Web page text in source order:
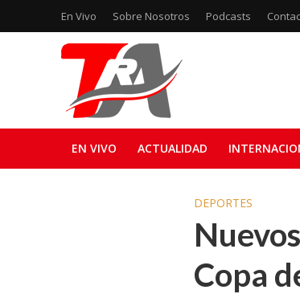
En Vivo Sobre Nosotros Podcasts
EN VIVO ACTUALIDAD
DEPORTES
Copa